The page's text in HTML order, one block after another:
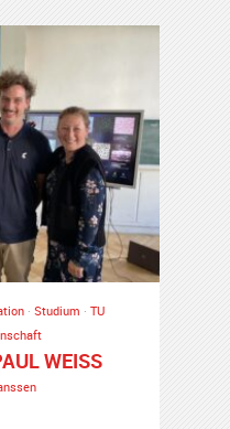
· Studium · TU
WEISS